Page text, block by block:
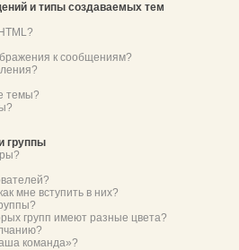
и типы создаваемых тем
к сообщениям?
темы?
группы
мне вступить в них?
групп имеют разные цвета?
команда»?